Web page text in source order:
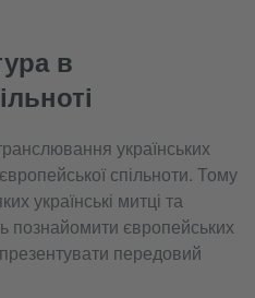
в
українських
спільноти. Тому
українські митці та
познайомити європейських
передовий